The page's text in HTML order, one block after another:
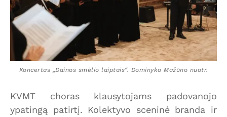
Koncertas „Dainos smėlio laiptais“. Dominyko Mažūno nuotr.
KVMT choras klausytojams padovanojo
ypatingą patirtį. Kolektyvo sceninė branda ir